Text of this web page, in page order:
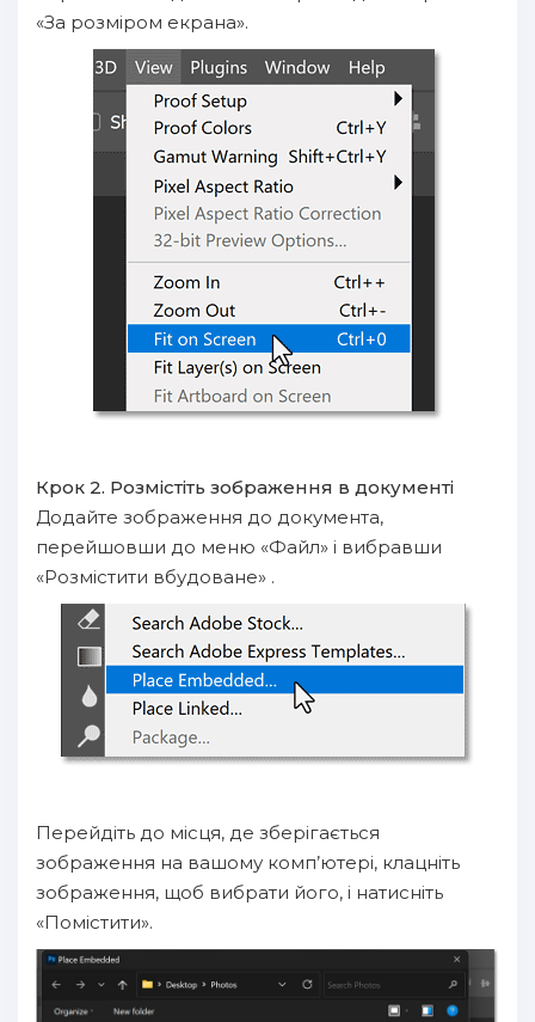
«За розміром екрана».
Крок 2. Розмістіть зображення в документі
Додайте зображення до документа,
перейшовши до меню «Файл» і вибравши
«Розмістити вбудоване» .
Перейдіть до місця, де зберігається
зображення на вашому комп’ютері, клацніть
зображення, щоб вибрати його, і натисніть
«Помістити».